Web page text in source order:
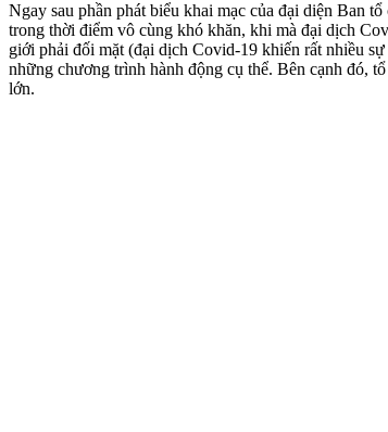
Ngay sau phần phát biểu khai mạc của đại diện Ban
trong thời điểm vô cùng khó khăn, khi mà đại dịch
giới phải đối mặt (đại dịch Covid-19 khiến rất nhiều
những chương trình hành động cụ thể. Bên cạnh đó,
lớn.